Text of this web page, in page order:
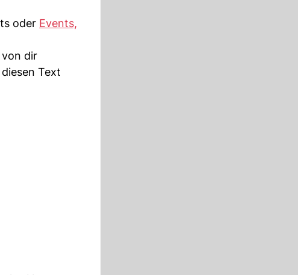
oder Events,
von dir
Text